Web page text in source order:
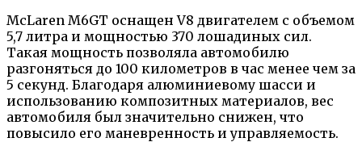
McLaren M6GT оснащен V8 двигателем с объемом
5,7 литра и мощностью 370 лошадиных сил.
Такая мощность позволяла автомобилю
разгоняться до 100 километров в час менее чем за
5 секунд. Благодаря алюминиевому шасси и
использованию композитных материалов, вес
автомобиля был значительно снижен, что
повысило его маневренность и управляемость.